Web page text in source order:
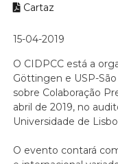
Cartaz
15-04-2019
O CIDPCC está a
Göttingen e USP-
sobre Colaboração
abril de 2019, no
Universidade de
O evento contará